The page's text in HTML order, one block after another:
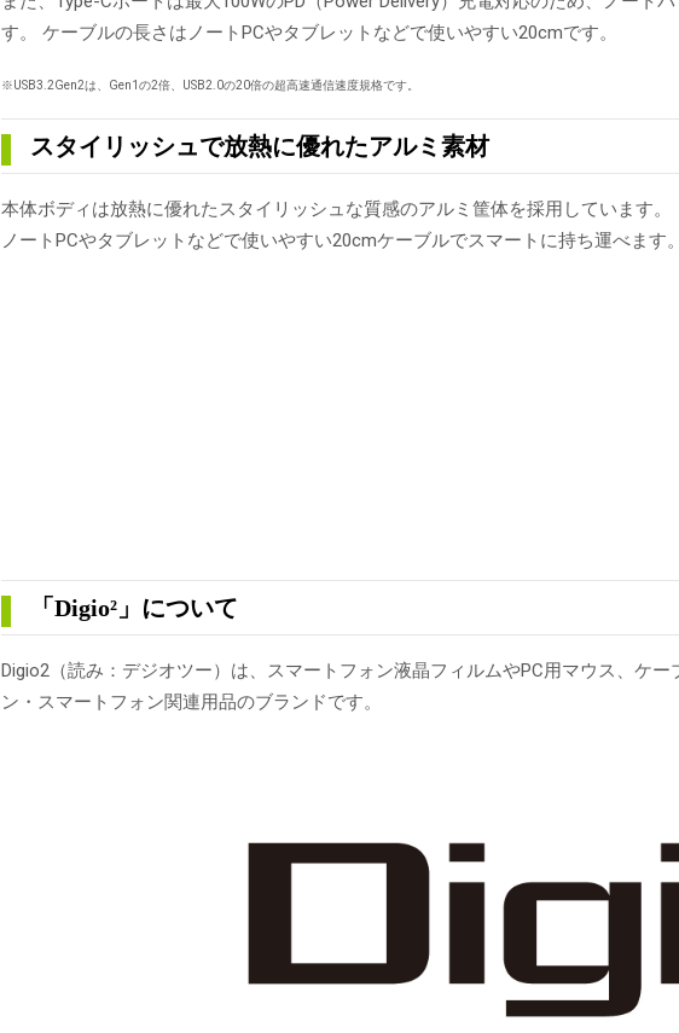
す。 ケーブルの長さはノートPCやタブレットなどで使いやすい20cmです。
※USB3.2Gen2は、Gen1の2倍、USB2.0の20倍の超高速通信速度規格です。
スタイリッシュで放熱に優れたアルミ素材
本体ボディは放熱に優れたスタイリッシュな質感のアルミ筐体を採用しています。
ノートPCやタブレットなどで使いやすい20cmケーブルでスマートに持ち運べます
「Digio²」について
Digio2（読み：デジオツー）は、スマートフォン液晶フィルムやPC用マウス、ケ
ン・スマートフォン関連用品のブランドです。